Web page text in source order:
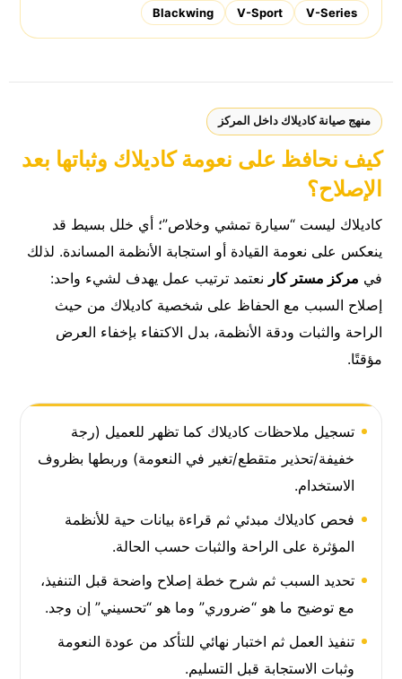
V-Series
V-Sport
Blackwing
منهج صيانة كاديلاك داخل المركز
كيف نحافظ على نعومة كاديلاك وثباتها بعد
الإصلاح؟
كاديلاك ليست “سيارة تمشي وخلاص”؛ أي خلل بسيط قد
ينعكس على نعومة القيادة أو استجابة الأنظمة المساندة. لذلك
في مركز مستر كار نعتمد ترتيب عمل يهدف لشيء واحد:
إصلاح السبب مع الحفاظ على شخصية كاديلاك من حيث
الراحة والثبات ودقة الأنظمة، بدل الاكتفاء بإخفاء العرض
مؤقتًا.
تسجيل ملاحظات كاديلاك كما تظهر للعميل (رجة
خفيفة/تحذير متقطع/تغير في النعومة) وربطها بظروف
الاستخدام.
فحص كاديلاك مبدئي ثم قراءة بيانات حية للأنظمة
المؤثرة على الراحة والثبات حسب الحالة.
تحديد السبب ثم شرح خطة إصلاح واضحة قبل التنفيذ،
مع توضيح ما هو “ضروري” وما هو “تحسيني” إن وجد.
تنفيذ العمل ثم اختبار نهائي للتأكد من عودة النعومة
وثبات الاستجابة قبل التسليم.